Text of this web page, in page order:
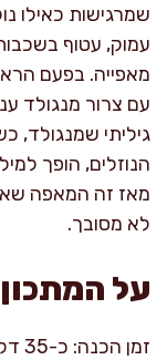
שמרגישות כאילו
עמוק, עטוף
מאפייה. בפעם
עם צרור מנגולד
גיליתי שמנגולד,
הנוזלים, הופך
מאז זה המאפה
לא מסובך.
על המתכון